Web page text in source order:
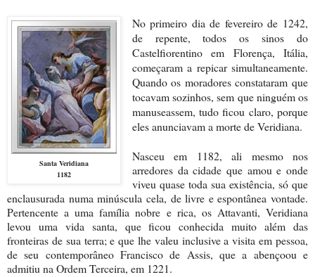
Santa Veridiana
1182
No primeiro dia de fevereiro de 1242,
de repente, todos os sinos do
Castelfiorentino em Florença, Itália,
começaram a repicar simultaneamente.
Quando os moradores constataram que
tocavam sozinhos, sem que ninguém os
manuseassem, tudo ficou claro, porque
eles anunciavam a morte de Veridiana.
Nasceu em 1182, ali mesmo nos
arredores da cidade que amou e onde
viveu quase toda sua existência, só que
enclausurada numa minúscula cela, de livre e espontânea vontade.
Pertencente a uma família nobre e rica, os Attavanti, Veridiana
levou uma vida santa, que ficou conhecida muito além das
fronteiras de sua terra; e que lhe valeu inclusive a visita em pessoa,
de seu contemporâneo Francisco de Assis, que a abençoou e
admitiu na Ordem Terceira, em 1221.